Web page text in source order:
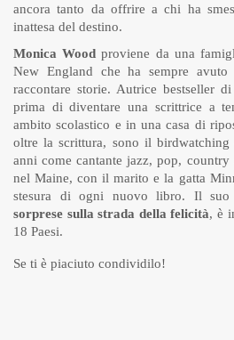
ancora tanto da offrire a chi ha
inattesa del destino.
Monica Wood proviene da una
New England che ha sempre
raccontare storie. Autrice bestseller
prima di diventare una scrittrice a
ambito scolastico e in una casa di
oltre la scrittura, sono il
anni come cantante jazz, pop,
nel Maine, con il marito e la gatta
stesura di ogni nuovo libro. Il suo
sorprese sulla strada della felicità, è
18 Paesi.
Se ti è piaciuto condividilo!